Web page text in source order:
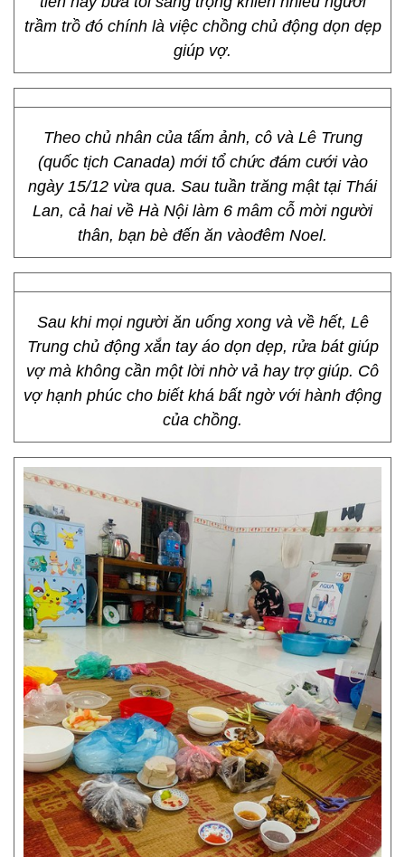
trầm trồ đó chính là việc chồng chủ động dọn dẹp
giúp vợ.
Theo chủ nhân của tấm ảnh, cô và Lê Trung
(quốc tịch Canada) mới tổ chức đám cưới vào
ngày 15/12 vừa qua. Sau tuần trăng mật tại Thái
Lan, cả hai về Hà Nội làm 6 mâm cỗ mời người
thân, bạn bè đến ăn vàođêm Noel.
Sau khi mọi người ăn uống xong và về hết, Lê
Trung chủ động xắn tay áo dọn dẹp, rửa bát giúp
vợ mà không cần một lời nhờ vả hay trợ giúp. Cô
vợ hạnh phúc cho biết khá bất ngờ với hành động
của chồng.